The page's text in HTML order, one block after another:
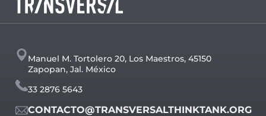
Manuel M. Tortolero 20, Los Maestros, 45150
Zapopan, Jal. México
33 2876 5643
CONTACTO@TRANSVERSALTHINKTANK.ORG